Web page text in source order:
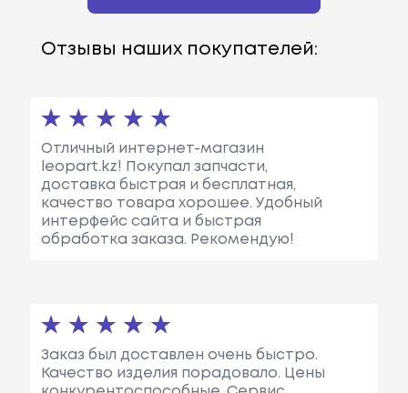
Отзывы наших покупателей:
Отличный интернет-магазин
leopart.kz! Покупал запчасти,
доставка быстрая и бесплатная,
качество товара хорошее. Удобный
интерфейс сайта и быстрая
обработка заказа. Рекомендую!
Заказ был доставлен очень быстро.
Качество изделия порадовало. Цены